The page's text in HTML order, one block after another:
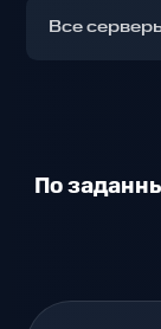
Все
По